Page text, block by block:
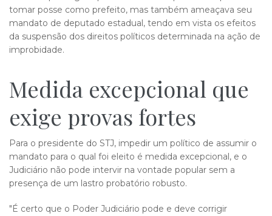
tomar posse como prefeito, mas também ameaçava seu
mandato de deputado estadual, tendo em vista os efeitos
da suspensão dos direitos políticos determinada na ação de
improbidade.
Medida excepcional que
exige provas fortes
Para o presidente do STJ, impedir um político de assumir o
mandato para o qual foi eleito é medida excepcional, e o
Judiciário não pode intervir na vontade popular sem a
presença de um lastro probatório robusto.
"É certo que o Poder Judiciário pode e deve corrigir